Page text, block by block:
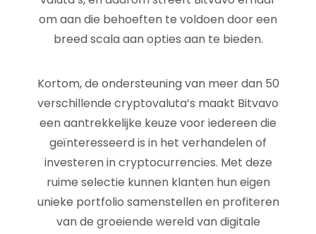
om aan die behoeften te voldoen door een
breed scala aan opties aan te bieden.
Kortom, de ondersteuning van meer dan 50
verschillende cryptovaluta’s maakt Bitvavo
een aantrekkelijke keuze voor iedereen die
geïnteresseerd is in het verhandelen of
investeren in cryptocurrencies. Met deze
ruime selectie kunnen klanten hun eigen
unieke portfolio samenstellen en profiteren
van de groeiende wereld van digitale